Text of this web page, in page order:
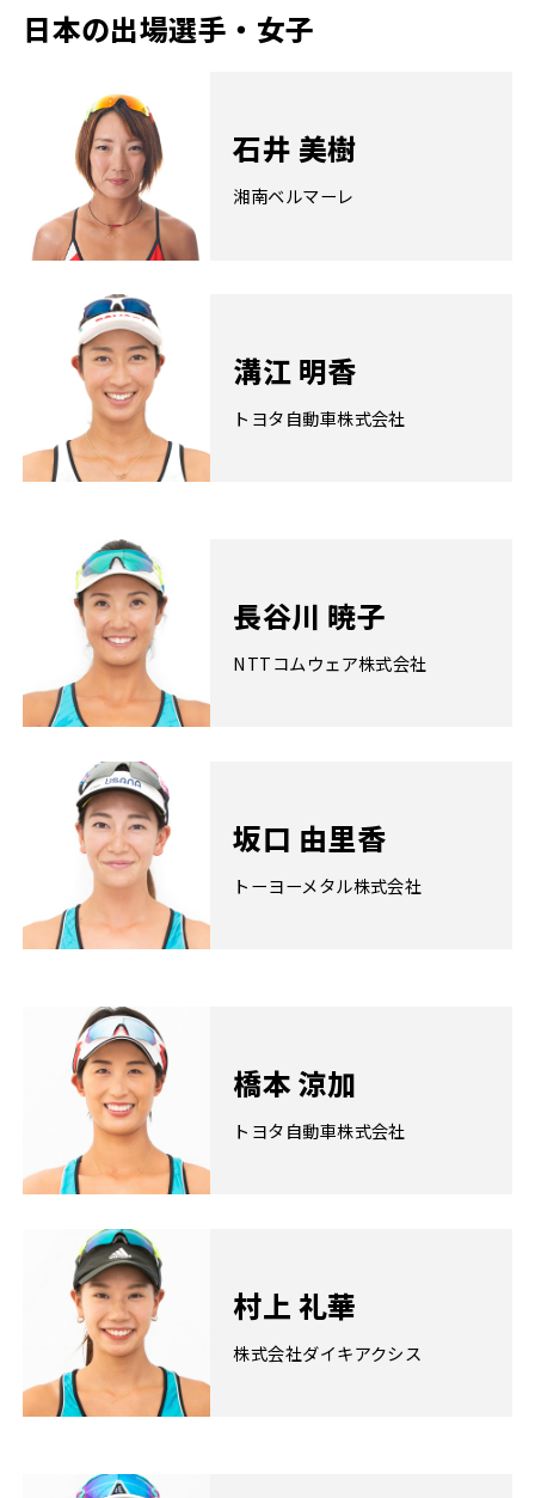
日本の出場選手・女子
石井 美樹
湘南ベルマーレ
溝江 明香
トヨタ自動車株式会社
長谷川 暁子
NTTコムウェア株式会社
坂口 由里香
トーヨーメタル株式会社
橋本 涼加
トヨタ自動車株式会社
村上 礼華
株式会社ダイキアクシス